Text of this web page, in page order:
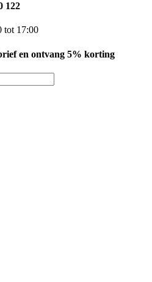
122
tot 17:00
en ontvang 5% korting